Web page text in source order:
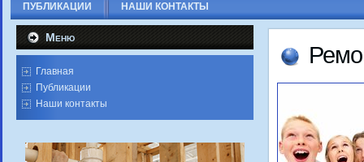
ПУБЛИКАЦИИ НАШИ КОНТАКТЫ
Меню
Главная
Публикации
Наши контакты